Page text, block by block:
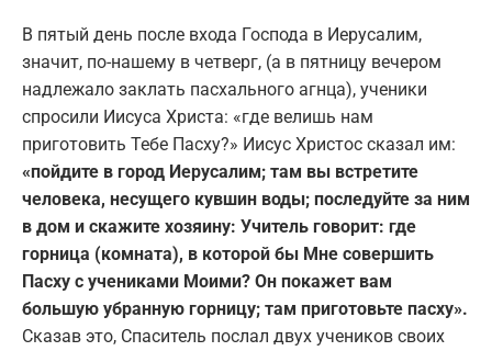
В пятый день после входа Господа в Иерусалим,
значит, по-нашему в четверг, (а в пятницу вечером
надлежало заклать пасхального агнца), ученики
спросили Иисуса Христа: «где велишь нам
приготовить Тебе Пасху?» Иисус Христос сказал им:
«пойдите в город Иерусалим; там вы встретите
человека, несущего кувшин воды; последуйте за ним
в дом и скажите хозяину: Учитель говорит: где
горница (комната), в которой бы Мне совершить
Пасху с учениками Моими? Он покажет вам
большую убранную горницу; там приготовьте пасху».
Сказав это, Спаситель послал двух учеников своих